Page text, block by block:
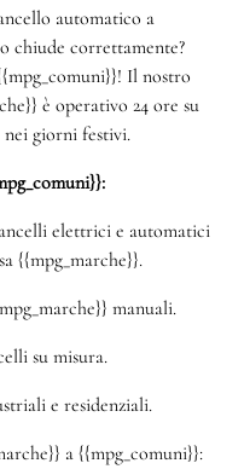
automatico a
chiude correttamente?
Il nostro
è operativo 24 ore su
nei giorni festivi.
elettrici e automatici
{{mpg_marche}}.
manuali.
su misura.
e residenziali.
a {{mpg_comuni}}: